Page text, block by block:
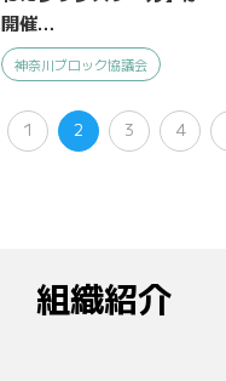
開催…
神奈川ブロック協議会
1 2 3 4
組織紹介